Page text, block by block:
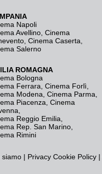
Napoli
Avellino Cinema
Cinema Caserta
Salerno
ROMAGNA
Bologna
Ferrara Cinema Forlì
Modena Cinema Parma
Piacenza Cinema
Reggio Emilia
Rep. San Marino
Rimini
siamo | Privacy Cookie Policy |